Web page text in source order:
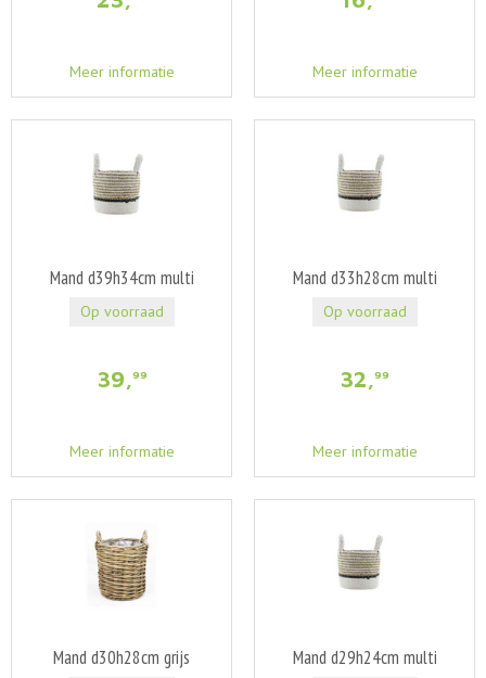
Meer informatie Meer informatie
Mand d39h34cm multi
39,99
Meer informatie
Op voorraad
Mand d33h28cm multi
32,99
Meer informatie
Op voorraad
Mand d30h28cm grijs Mand d29h24cm multi